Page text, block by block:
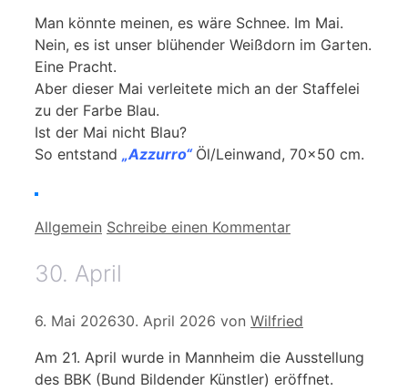
Man könnte meinen, es wäre Schnee. Im Mai.
Nein, es ist unser blühender Weißdorn im Garten.
Eine Pracht.
Aber dieser Mai verleitete mich an der Staffelei
zu der Farbe Blau.
Ist der Mai nicht Blau?
So entstand „Azzurro“ Öl/Leinwand, 70×50 cm.
Kategorien
Allgemein Schreibe einen Kommentar
30. April
6. Mai 202630. April 2026 von Wilfried
Am 21. April wurde in Mannheim die Ausstellung
des BBK (Bund Bildender Künstler) eröffnet.